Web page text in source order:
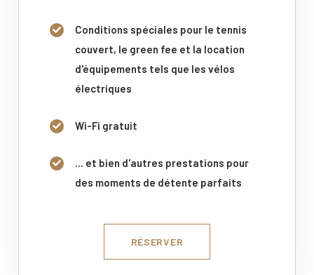
Conditions spéciales pour le tennis
couvert, le green fee et la location
d'équipements tels que les vélos
électriques
Wi-Fi gratuit
... et bien d'autres prestations pour
des moments de détente parfaits
RÉSERVER